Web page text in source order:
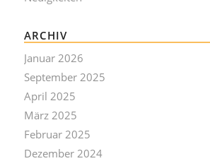
ARCHIV
Januar 2026
September 2025
April 2025
März 2025
Februar 2025
Dezember 2024